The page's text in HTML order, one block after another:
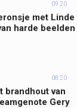
09:20
met Linde
harde beelden
08:20
brandhout van
Gery